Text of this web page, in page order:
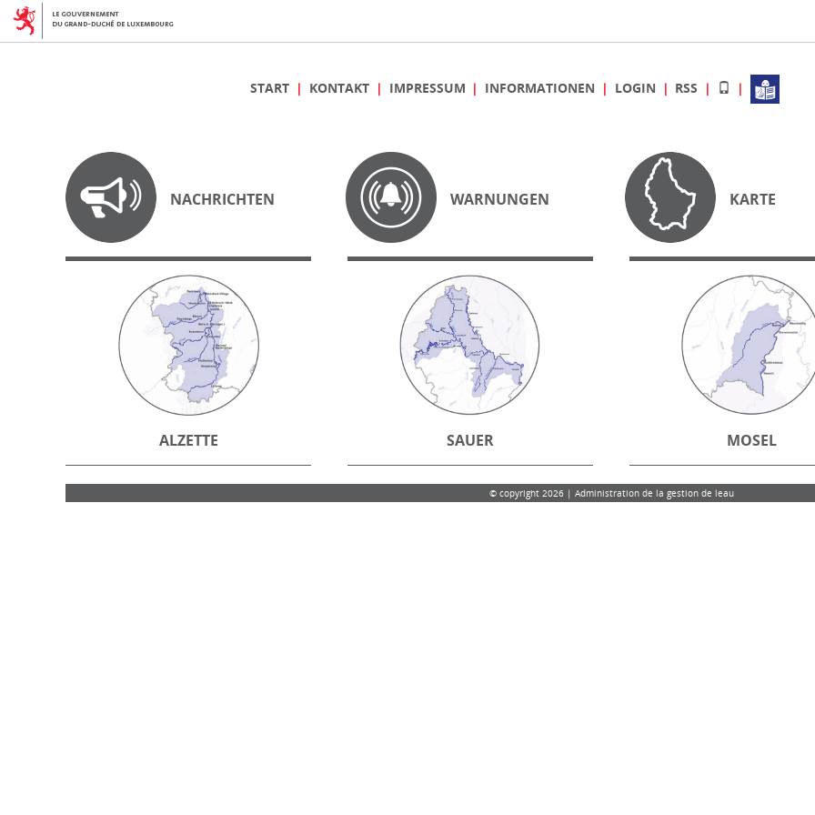
START KONTAKT IMPRESSUM INFORMATIONEN LOGIN RSS
NACHRICHTEN WARNUNGEN KARTE
ALZETTE SAUER MOSEL
© copyright 2026 | Administration de la gestion de leau